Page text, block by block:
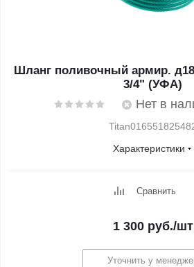
Шланг поливочный армир.
3/4" (УФА)
Нет в
Характеристики
Сравнить
1 300руб./шт
Уточнить у